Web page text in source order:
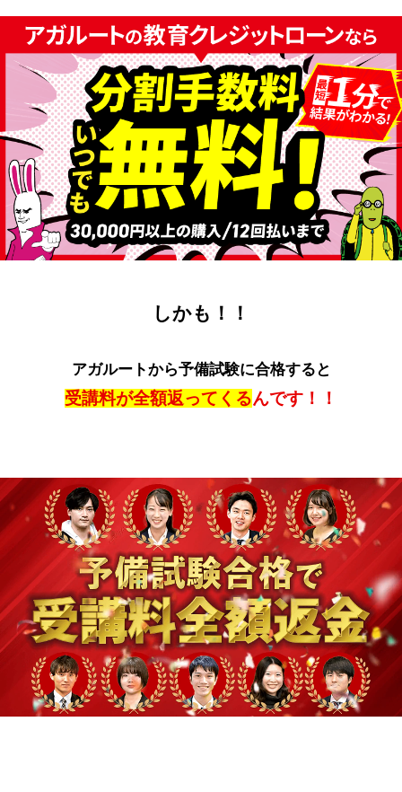
しかも！！
アガルートから予備試験に合格すると
受講料が全額返ってくるんです！！